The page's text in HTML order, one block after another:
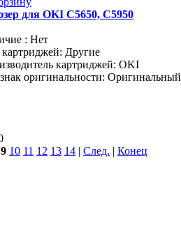
для OKI C5650, C5950
: Нет
Другие
картриджей: OKI
оригинальности: Оригинальный
9 10 11 12 13 14 | След. | Конец